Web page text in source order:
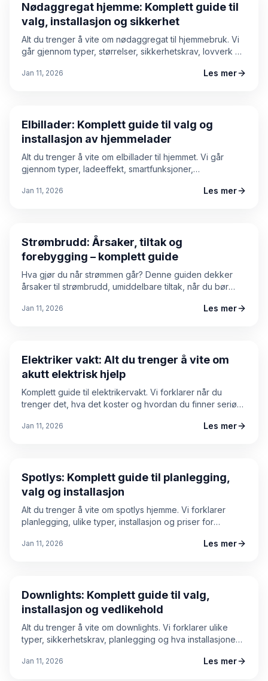
Nødaggregat hjemme: Komplett guide til
valg, installasjon og sikkerhet
Alt du trenger å vite om nødaggregat til hjemmebruk. Vi
går gjennom typer, størrelser, sikkerhetskrav, lovverk og
går.
Jan 11, 2026 Les mer
Elbillader: Komplett guide til valg og
installasjon av hjemmelader
Alt du trenger å vite om elbillader til hjemmet. Vi går
gjennom typer, ladeeffekt, smartfunksjoner,
ladeboks.
Jan 11, 2026 Les mer
Strømbrudd: Årsaker, tiltak og
forebygging – komplett guide
Hva gjør du når strømmen går? Denne guiden dekker
årsaker til strømbrudd, umiddelbare tiltak, når du bør
problemer i det elektriske anlegget.
Jan 11, 2026 Les mer
Elektriker vakt: Alt du trenger å vite om
akutt elektrisk hjelp
Komplett guide til elektrikervakt. Vi forklarer når du
trenger det, hva det koster og hvordan du finner seriøs
Jan 11, 2026 Les mer
Spotlys: Komplett guide til planlegging,
valg og installasjon
Alt du trenger å vite om spotlys hjemme. Vi forklarer
planlegging, ulike typer, installasjon og priser for
Jan 11, 2026 Les mer
Downlights: Komplett guide til valg,
installasjon og vedlikehold
Alt du trenger å vite om downlights. Vi forklarer ulike
typer, sikkerhetskrav, planlegging og hva installasjonen
Jan 11, 2026 Les mer